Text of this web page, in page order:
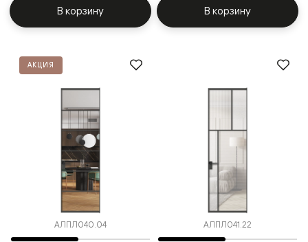
В корзину В корзину
АКЦИЯ
АЛПЛ040.04 АЛПЛ041.22